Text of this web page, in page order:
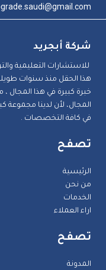
شركة أبجريد
للاستشارات التعليمية
هذا الحقل منذ سنوات
خبرة كبيرة في هذا المجال
المجال، لأن لدينا مجموعة
في كافة التخصصات .
تصفح
الرئيسية
من نحن
الخدمات
اراء العملاء
تصفح
المدونة